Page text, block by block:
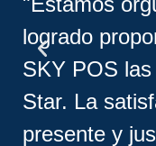
logrado
SKY POS
Star. La
presente y